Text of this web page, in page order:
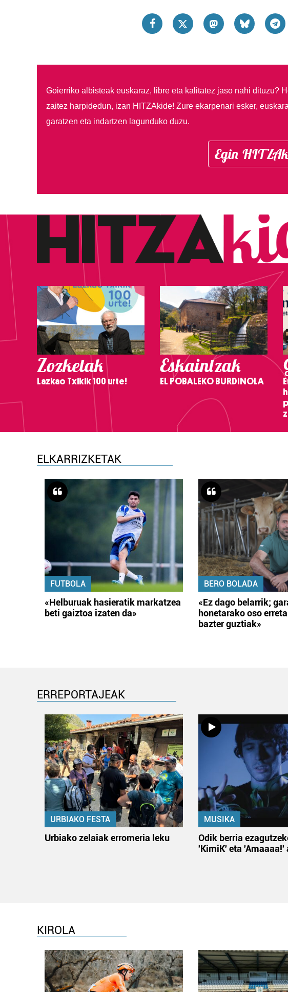
Goierriko albisteak euskaraz, libre eta kalitatez jaso nahi dituzu?
zaitez harpidedun, izan HITZAkide! Zure ekarpenari esker,
garatzen eta indartzen lagunduko duzu.
Egin
Zozketak
Lazkao Txikik 100 urte!
Eskaintzak
EL POBALEKO BURDINOLA
ELKARRIZKETAK
FUTBOLA
«Helburuak hasieratik markatzea
beti gaiztoa izaten da»
BERO BOLADA
«Ez dago belarrik;
honetarako oso
bazter guztiak»
ERREPORTAJEAK
URBIAKO FESTA
Urbiako zelaiak erromeria leku
MUSIKA
Odik berria
'KimiK' eta 'Amaaaa!'
KIROLA